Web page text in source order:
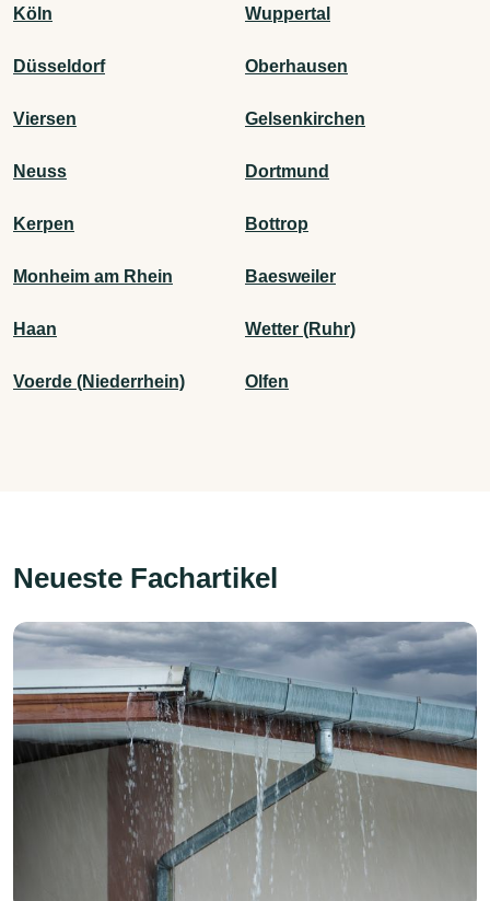
Köln Wuppertal
Düsseldorf Oberhausen
Viersen Gelsenkirchen
Neuss Dortmund
Kerpen Bottrop
Monheim am Rhein Baesweiler
Haan Wetter (Ruhr)
Voerde (Niederrhein) Olfen
Neueste Fachartikel